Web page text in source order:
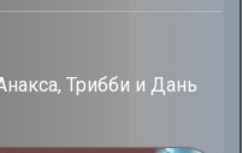
Трибби и Дань